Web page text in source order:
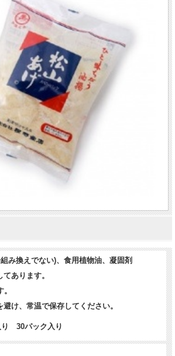
み換えでない)、食用植物油、凝固剤
あります。
け、常温で保存してください。
30パック入り